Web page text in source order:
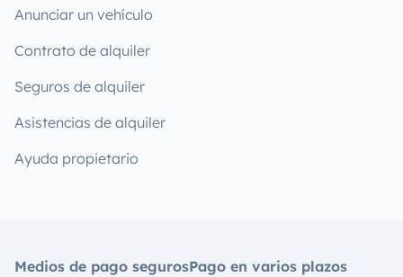
Anunciar un vehículo
Contrato de alquiler
Seguros de alquiler
Asistencias de alquiler
Ayuda propietario
Medios de pago segurosPago en varios plazos